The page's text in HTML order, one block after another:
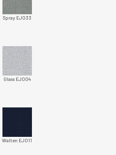
Spray EJ033
Glass EJ004
Walten EJ011